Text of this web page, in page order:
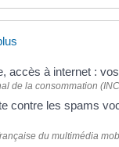
accès à internet :
de la consommation
contre les spams
du multimédia